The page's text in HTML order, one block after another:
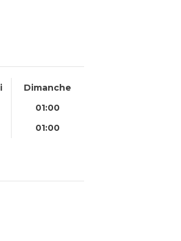
Dimanche
01:00
01:00